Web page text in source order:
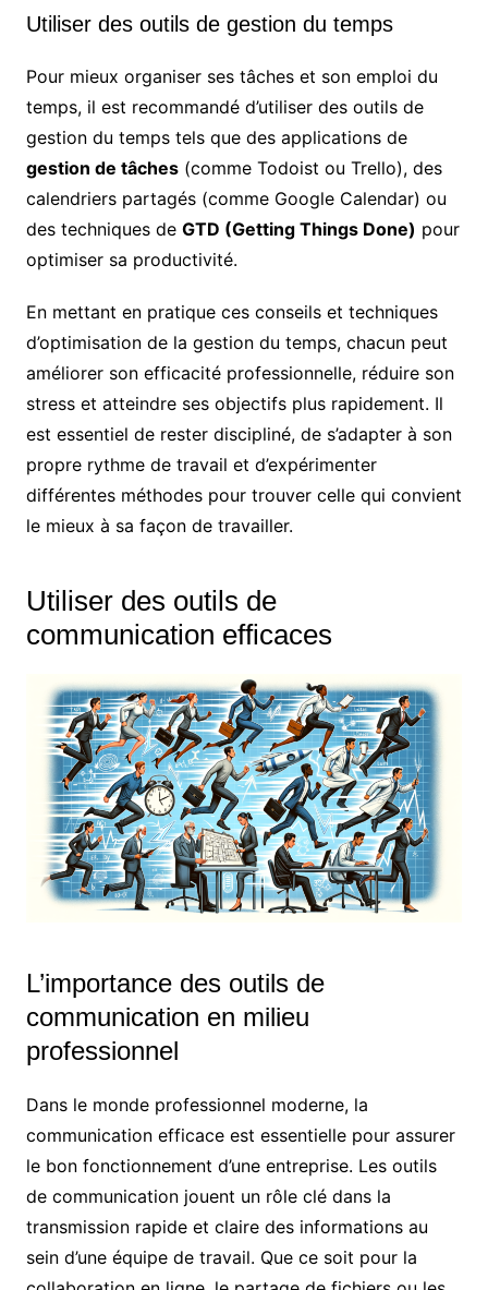
Utiliser des outils de gestion du temps
Pour mieux organiser ses tâches et son emploi du
temps, il est recommandé d’utiliser des outils de
gestion du temps tels que des applications de
gestion de tâches(comme Todoist ou Trello), des
calendriers partagés (comme Google Calendar) ou
des techniques de GTD (Getting Things Done) pour
optimiser sa productivité.
En mettant en pratique ces conseils et techniques
d’optimisation de la gestion du temps, chacun peut
améliorer son efficacité professionnelle, réduire son
stress et atteindre ses objectifs plus rapidement. Il
est essentiel de rester discipliné, de s’adapter à son
propre rythme de travail et d’expérimenter
différentes méthodes pour trouver celle qui convient
le mieux à sa façon de travailler.
Utiliser des outils de
communication efficaces
L’importance des outils de
communication en milieu
professionnel
Dans le monde professionnel moderne, la
communication efficace est essentielle pour assurer
le bon fonctionnement d’une entreprise. Les outils
de communication jouent un rôle clé dans la
transmission rapide et claire des informations au
sein d’une équipe de travail. Que ce soit pour la